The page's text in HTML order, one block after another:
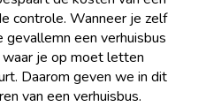
controle. Wanneer je zelf
een verhuisbus
waar je op moet letten
Daarom geven we in dit
van een verhuisbus.